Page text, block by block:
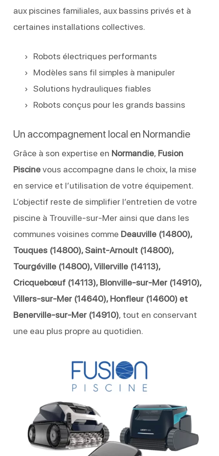
aux piscines familiales, aux bassins privés et à
certaines installations collectives.
Robots électriques performants
Modèles sans fil simples à manipuler
Solutions hydrauliques fiables
Robots conçus pour les grands bassins
Un accompagnement local en Normandie
Grâce à son expertise en Normandie, Fusion
Piscinevous accompagne dans le choix, la mise
en service et l’utilisation de votre équipement.
L’objectif reste de simplifier l’entretien de votre
piscine à Trouville-sur-Mer ainsi que dans les
communes voisines comme Deauville (14800),
Touques (14800), Saint-Arnoult (14800),
Tourgéville (14800), Villerville (14113),
Cricquebœuf (14113), Blonville-sur-Mer (14910),
Villers-sur-Mer (14640), Honfleur (14600) et
Benerville-sur-Mer (14910), tout en conservant
une eau plus propre au quotidien.